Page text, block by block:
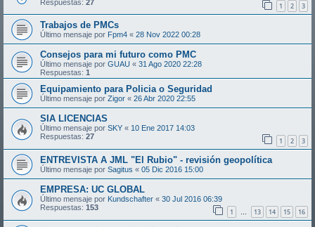
Respuestas: 27 1 2 3
Trabajos de PMCs
Último mensaje por Fpm4 « 28 Nov 2022 00:28
Consejos para mi futuro como PMC
Último mensaje por GUAU « 31 Ago 2020 22:28
Respuestas: 1
Equipamiento para Policia o Seguridad
Último mensaje por Zigor « 26 Abr 2020 22:55
SIA LICENCIAS
Último mensaje por SKY « 10 Ene 2017 14:03
Respuestas: 27 1 2 3
ENTREVISTA A JML "El Rubio" - revisión geopolítica
Último mensaje por Sagitus « 05 Dic 2016 15:00
EMPRESA: UC GLOBAL
Último mensaje por Kundschafter « 30 Jul 2016 06:39
Respuestas: 153 1 … 13 14 15 16